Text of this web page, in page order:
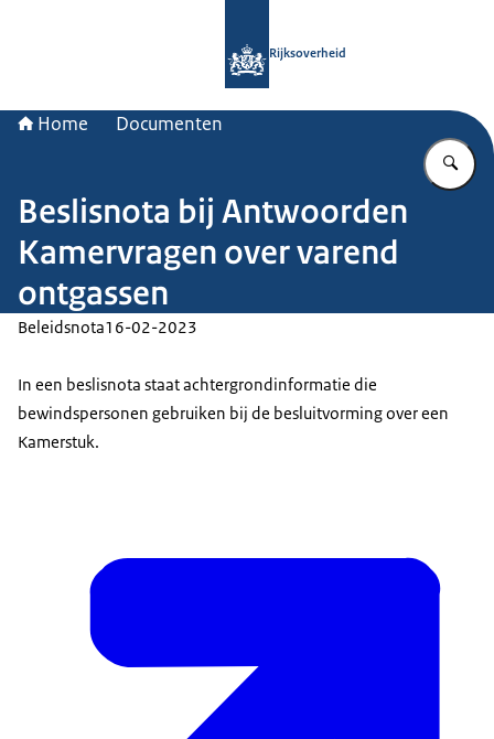
Rijksoverheid
Home Documenten
Beslisnota bij Antwoorden
Kamervragen over varend
ontgassen
Beleidsnota16-02-2023
In een beslisnota staat achtergrondinformatie die
bewindspersonen gebruiken bij de besluitvorming over een
Kamerstuk.